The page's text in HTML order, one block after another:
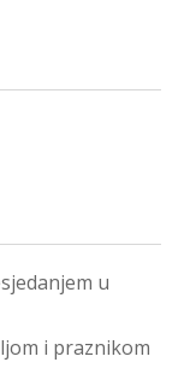
u
i praznikom